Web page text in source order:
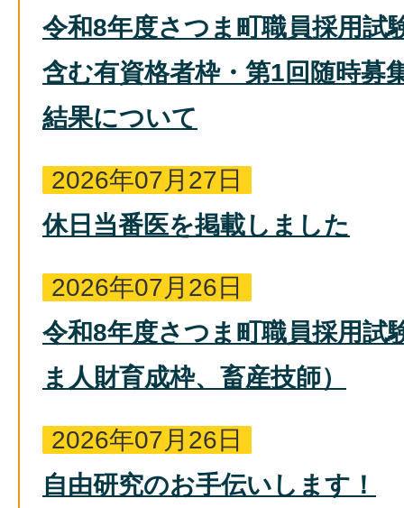
令和8年度さつま町職員採用試
含む有資格者枠・第1回随時募
結果について
2026年07月27日
休日当番医を掲載しました
2026年07月26日
令和8年度さつま町職員採用試
ま人財育成枠、畜産技師）
2026年07月26日
自由研究のお手伝いします！